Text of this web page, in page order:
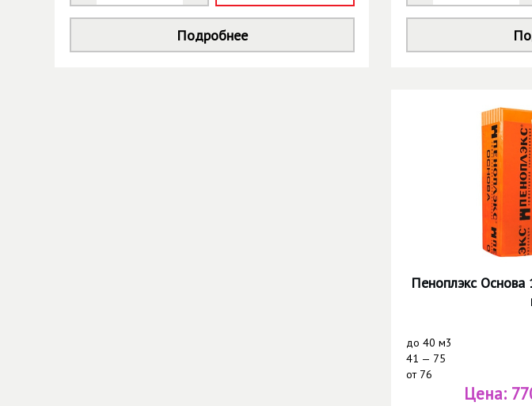
Подробнее
Пеноплэкс
до 40 м3
41 — 75
от76
Цена: